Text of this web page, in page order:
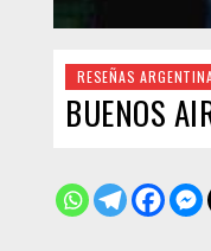
RESEÑAS
BUENOS